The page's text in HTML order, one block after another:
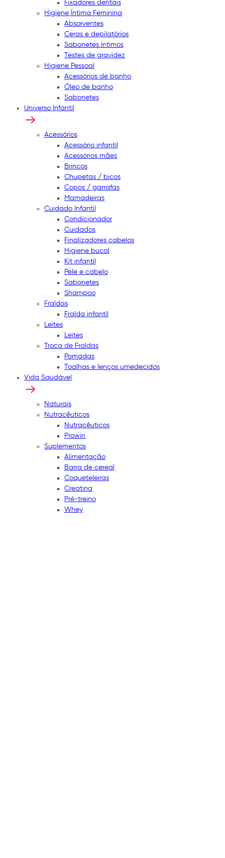
Fixadores dentais
Higiene Íntima Feminina
Absorventes
Ceras e depilatórios
Sabonetes íntimos
Testes de gravidez
Higiene Pessoal
Acessórios de banho
Óleo de banho
Sabonetes
Universo Infantil
Acessórios
Acessório infantil
Acessórios mães
Brincos
Chupetas / bicos
Copos / garrafas
Mamadeiras
Cuidado Infantil
Condicionador
Cuidados
Finalizadores cabelos
Higiene bucal
Kit infantil
Pele e cabelo
Sabonetes
Shampoo
Fraldas
Fralda infantil
Leites
Leites
Troca de Fraldas
Pomadas
Toalhas e lenços umedecidos
Vida Saudável
Naturais
Nutracêuticos
Nutracêuticos
Prowin
Suplementos
Alimentação
Barra de cereal
Coqueteleiras
Creatina
Pré-treino
Whey